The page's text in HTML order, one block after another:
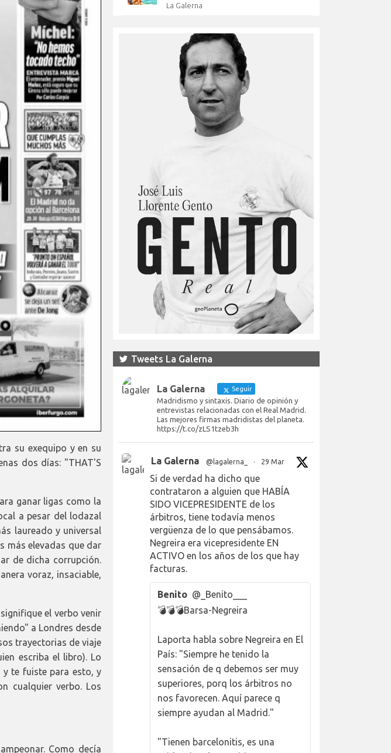
su exequipo y en su
dos días: "THAT'S
ganar ligas como la
a pesar del lodazal
laureado y universal
más elevadas que dar
de dicha corrupción.
voraz, insaciable,
el verbo venir
a Londres desde
trayectorias de viaje
escriba el libro). Lo
y te fuiste para esto, y
cualquier verbo. Los
Como decía
La Galerna
Tweets La Galerna
La Galerna Seguir
Madridismo y sintaxis. Diario de opinión y
entrevistas relacionadas con el Real Madrid.
Las mejores firmas madridistas del planeta.
https://t.co/zLS1tzeb3h
La Galerna @lagalerna_ · 29 Mar
Si de verdad ha dicho que
contrataron a alguien que HABÍA
SIDO VICEPRESIDENTE de los
árbitros, tiene todavía menos
vergüenza de lo que pensábamos.
Negreira era vicepresidente EN
ACTIVO en los años de los que hay
facturas.
Benito @_Benito___
💣💣💣Barsa-Negreira
Laporta habla sobre Negreira en El
País: "Siempre he tenido la
sensación de q debemos ser muy
superiores, porq los árbitros no
nos favorecen. Aquí parece q
siempre ayudan al Madrid."
"Tienen barcelonitis, es una